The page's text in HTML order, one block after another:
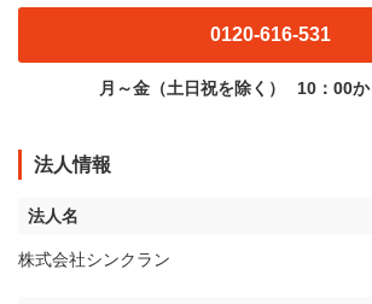
0120-616-531
月～金（土日祝を除く） 10：00
法人情報
法人名
株式会社シンクラン